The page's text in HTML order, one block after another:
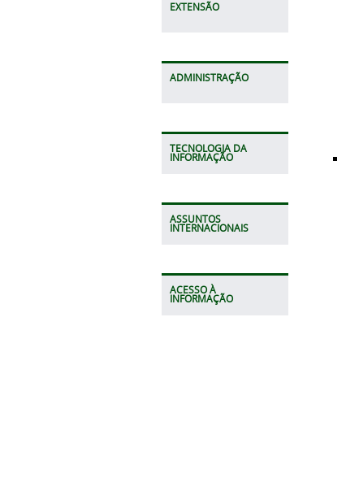
EXTENSÃO
ADMINISTRAÇÃO
TECNOLOGIA DA
INFORMAÇÃO
ASSUNTOS
INTERNACIONAIS
ACESSO À
INFORMAÇÃO